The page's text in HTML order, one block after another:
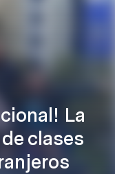
La
clases